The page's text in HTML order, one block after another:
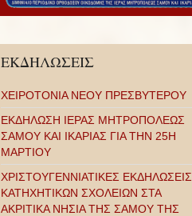
ΕΚΔΗΛΩΣΕΙΣ
ΧΕΙΡΟΤΟΝΙΑ ΝΕΟΥ ΠΡΕΣΒΥΤΕΡΟΥ
ΕΚΔΗΛΩΣΗ ΙΕΡΑΣ ΜΗΤΡΟΠΟΛΕΩΣ
ΣΑΜΟΥ ΚΑΙ ΙΚΑΡΙΑΣ ΓΙΑ ΤΗΝ 25Η
ΜΑΡΤΙΟΥ
ΧΡΙΣΤΟΥΓΕΝΝΙΑΤΙΚΕΣ ΕΚΔΗΛΩΣΕΙΣ
ΚΑΤΗΧΗΤΙΚΩΝ ΣΧΟΛΕΙΩΝ ΣΤΑ
ΑΚΡΙΤΙΚΑ ΝΗΣΙΑ ΤΗΣ ΣΑΜΟΥ ΤΗΣ